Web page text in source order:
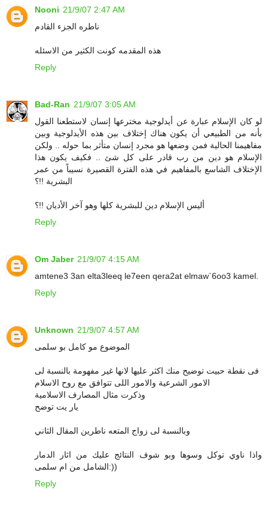
Nooni 21/9/07 2:47 AM
ناطره الجزء القادم
هذه المقدمه كونت الكثير من الاسئله
Reply
Bad-Ran 21/9/07 3:05 AM
لو كان الإسلام عبارة عن أيدلوجية مخترعها إنسان لاستطعنا القول
بأنه من الطبيعي أن يكون هناك إختلاف بين هذه الأيدلوجية وبين
مفاهيمنا الحالية فمن وضعها هو مجرد إنسان متأثر بما حوله .. ولكن
الإسلام هو دين من رب قادر على كل شئ .. فكيف يكون هذا
الإختلاف الشاسع بالمفاهيم في هذه الفترة القصيرة نسيباً من عمر
البشرية !!؟
أليس الإسلام دين للبشرية كلها وهو آخر الأديان !!؟
Reply
Om Jaber 21/9/07 4:15 AM
amtene3 3an elta3leeq le7een qera2at elmaw`6oo3 kamel.
Reply
Unknown 21/9/07 4:57 AM
الموضوع مو كامل بو سلمى
فى نقطة حبيت توضيح منك اكثر عليها لانها غير مفهومة بالنسبة لى
الامور الشرعية والامور اللى تتوافق مع روح الاسلام
وذكرت مثال المصارف الاسلامية
يار يت توضح
وبالنسبة لى زواج المتعه ناطرين المقال الثاني
واذا ناوي توكل وسوها وبو شوف النتائج عليك من اثار الدمار
الشامل من ام سلمى:))
Reply